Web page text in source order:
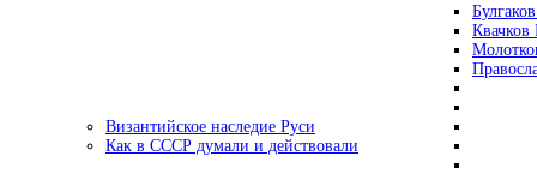
Византийское наследие Руси
Как в СССР думали и действовали